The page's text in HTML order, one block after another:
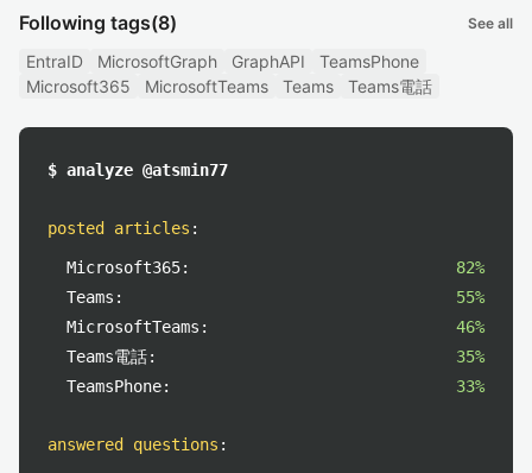
Following tags(8) See all
EntraID MicrosoftGraph GraphAPI
TeamsPhone
Microsoft365
MicrosoftTeams Teams Teams電話
$ analyze @atsmin77
posted articles :
Microsoft365:
82%
Teams:
55%
MicrosoftTeams:
46%
Teams電話:
35%
TeamsPhone:
33%
answered questions :